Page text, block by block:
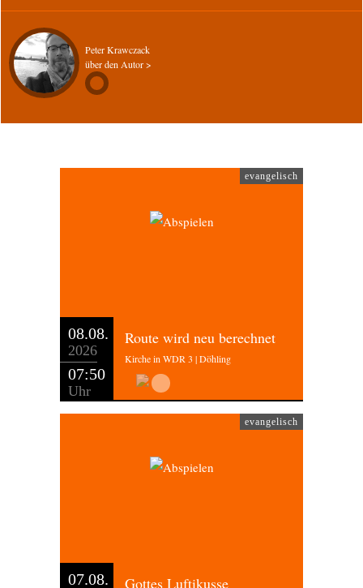
Peter Krawczack
über den Autor >
evangelisch
08.08.
2026
07:50
Uhr
Route wird neu berechnet
Kirche in WDR 3 | Döhling
evangelisch
07.08. Gottes Luftikusse